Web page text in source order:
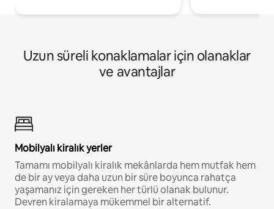
Uzun süreli konaklamalar için olanaklar
ve avantajlar
Mobilyalı kiralık yerler
Tamamı mobilyalı kiralık mekânlarda hem mutfak hem
de bir ay veya daha uzun bir süre boyunca rahatça
yaşamanız için gereken her türlü olanak bulunur.
Devren kiralamaya mükemmel bir alternatif.